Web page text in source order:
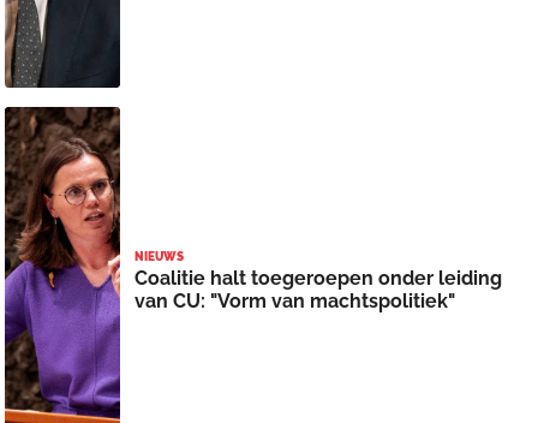
NIEUWS
Coalitie halt toegeroepen onder leiding
van CU: "Vorm van machtspolitiek"